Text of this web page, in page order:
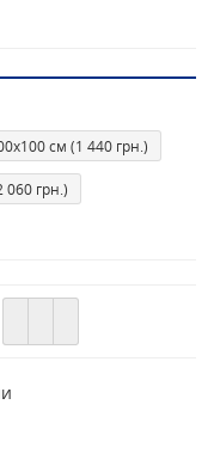
см (1 440 грн.)
060 грн.)